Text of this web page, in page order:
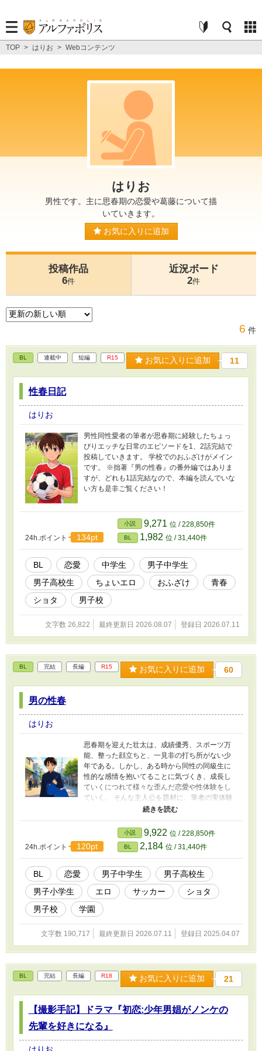
TOP > はりお > Webコンテンツ
はりお
男性です。主に思春期の恋愛や葛藤について描
いていきます。
お気に入りに追加
投稿作品
6件
近況ボード
2件
6 件
BL 連載中 短編 R15 お気に入りに追加 11
性春日記
はりお
男性同性愛者の筆者が思春期に経験したちょっ
ぴりエッチな日常のエピソードを1、2話完結で
投稿していきます。 学校でのおふざけがメイン
です。 ※拙著『男の性春』の番外編ではありま
すが、どれも1話完結なので、本編を読んでいな
い方も是非ご覧ください！
24h.ポイント 134pt
小説 9,271 位 / 228,850件
BL 1,982 位 / 31,440件
BL 恋愛 中学生
男子中学生
男子高校生
ちょいエロ おふざけ
青春
ショタ
男子校
文字数 26,822 最終更新日 2026.08.07 登録日 2026.07.11
BL 完結 長編 R15 お気に入りに追加 60
男の性春
はりお
思春期を迎えた壮太は、成績優秀、スポーツ万
能、整った顔立ちと、一見非の打ち所がない少
年である。しかし、ある時から同性の同級生に
性的な感情を抱いてることに気づくき、成長し
ていくにつれて様々な歪んだ恋愛や性体験をし
ていく。 そんな主人公を題材に、筆者の実体験
や周りで起きた出来事をところどころ織り交ぜ
してそうした感情を抱いてしまう自分への嫌悪
感、葛藤などを描いていきます。 非常に拙い文
章ですが、もしよければ読んでいただけると幸
いです。また、一部、主に男性器に関わる生々
しい描写も出てきますがご容赦ください。 ※男
性器や性的な描写が多めの話にはタイトルに★
をつけています。また、少し過激な描写がある
ものには★★、★★★をつけています。逆にそ
ういうのが好きな方はそこだけでも読んでくだ
さい笑 この話では男性の同性愛者の少年時代に
フォーカスし、結構リアルな感情やエピソード
を自身の少年期を思い出しながら描いているつ
もりです。 同性愛者の方で「共感した」とか、
「自分はこうだった」とか、そういうのがあれ
ばコメントもらえると嬉しいです。 また、女性
や異性愛者の男性の方もぜひ読んでいただける
と嬉しいです。 ※完結済ですが不定期で、小エ
ピソードを追加していきます
24h.ポイント 120pt
小説 9,922 位 / 228,850件
BL 2,184 位 / 31,440件
BL 恋愛 男子中学生
男子高校生
男子小学生
エロ サッカー
ショタ
男子校
学園
文字数 190,717 最終更新日 2026.07.11 登録日 2025.04.07
BL 完結 長編 R18 お気に入りに追加 21
【撮影手記】ドラマ『初恋:少年男娼がノンケの
先輩を好きになる』
はりお